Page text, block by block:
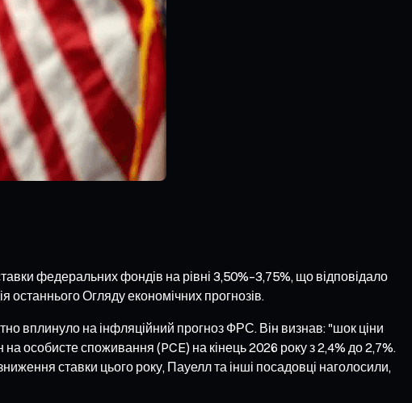
федеральних фондів на рівні 3,50%–3,75%, що відповідало
останнього Огляду економічних прогнозів.
вплинуло на інфляційний прогноз ФРС. Він визнав: "шок ціни
особисте споживання (PCE) на кінець 2026 року з 2,4% до 2,7%.
ставки цього року, Пауелл та інші посадовці наголосили,